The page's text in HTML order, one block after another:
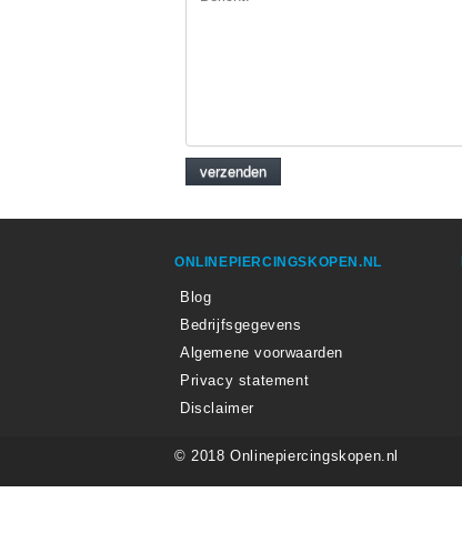
ONLINEPIERCINGSKOPEN.NL
Blog
Bedrijfsgegevens
Algemene voorwaarden
Privacy statement
Disclaimer
© 2018 Onlinepiercingskopen.nl